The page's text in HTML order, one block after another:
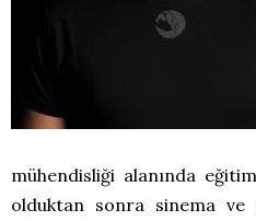
mühendisliği alanında
olduktan sonra sinema